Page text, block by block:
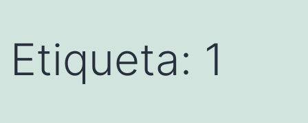
Etiqueta: 1